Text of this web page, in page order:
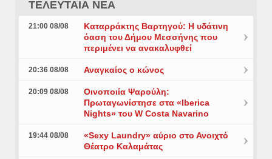
ΤΕΛΕΥΤΑΙΑ ΝΕΑ
21:00 08/08
Καταρράκτης Βαρτηγού: Η υδάτινη
όαση του Δήμου Μεσσήνης που
περιμένει να ανακαλυφθεί
20:36 08/08 Αναγκαίος ο κώνος
20:09 08/08
Οινοποιία Ψαρούλη:
Πρωταγωνίστησε στα «Iberica
Nights» του W Costa Navarino
19:44 08/08
«Sexy Laundry» αύριο στο Ανοιχτό
Θέατρο Καλαμάτας